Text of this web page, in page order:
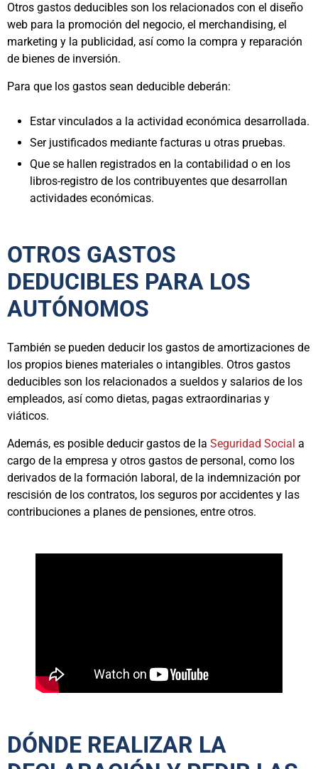
Otros gastos deducibles son los relacionados con el diseño
web para la promoción del negocio, el merchandising, el
marketing y la publicidad, así como la compra y reparación
de bienes de inversión.
Para que los gastos sean deducible deberán:
Estar vinculados a la actividad económica desarrollada.
Ser justificados mediante facturas u otras pruebas.
Que se hallen registrados en la contabilidad o en los
libros-registro de los contribuyentes que desarrollan
actividades económicas.
OTROS GASTOS
DEDUCIBLES PARA LOS
AUTÓNOMOS
También se pueden deducir los gastos de amortizaciones de
los propios bienes materiales o intangibles. Otros gastos
deducibles son los relacionados a sueldos y salarios de los
empleados, así como dietas, pagas extraordinarias y
viáticos.
Además, es posible deducir gastos de la Seguridad Social a
cargo de la empresa y otros gastos de personal, como los
derivados de la formación laboral, de la indemnización por
rescisión de los contratos, los seguros por accidentes y las
contribuciones a planes de pensiones, entre otros.
DÓNDE REALIZAR LA